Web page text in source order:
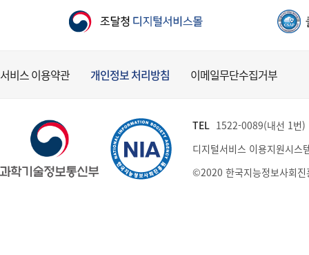
서비스 이용약관 개인정보 처리방침 이메일무단수집거부
TEL 1522-0089(내선 1번
디지털서비스 이용지원시스
©2020 한국지능정보사회진